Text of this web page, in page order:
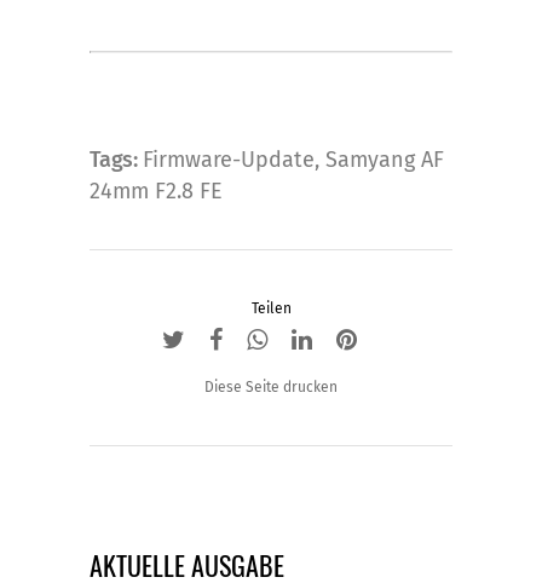
Tags: Firmware-Update, Samyang AF
24mm F2.8 FE
Teilen
Diese Seite drucken
AKTUELLE AUSGABE